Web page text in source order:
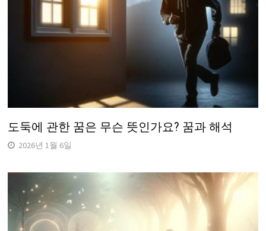
도둑에 관한 꿈은 무슨 뜻인가요? 꿈과 해석
2026년 1월 6일